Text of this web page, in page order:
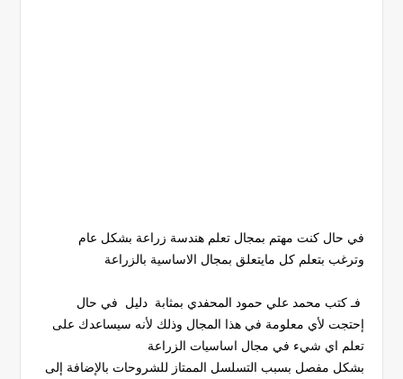
في حال كنت مهتم بمجال تعلم هندسة زراعة بشكل عام
وترغب بتعلم كل مايتعلق بمجال الاساسية بالزراعة
فـ كتب محمد علي حمود المحفدي بمثابة دليل في حال
إحتجت لأي معلومة في هذا المجال وذلك لأنه سيساعدك على
تعلم اي شيء في مجال اساسيات الزراعة
بشكل مفصل بسبب التسلسل الممتاز للشروحات بالإضافة إلى